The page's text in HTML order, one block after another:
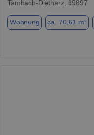
Tambach-Dietharz, 99897
Wohnung ca. 70,61 m²